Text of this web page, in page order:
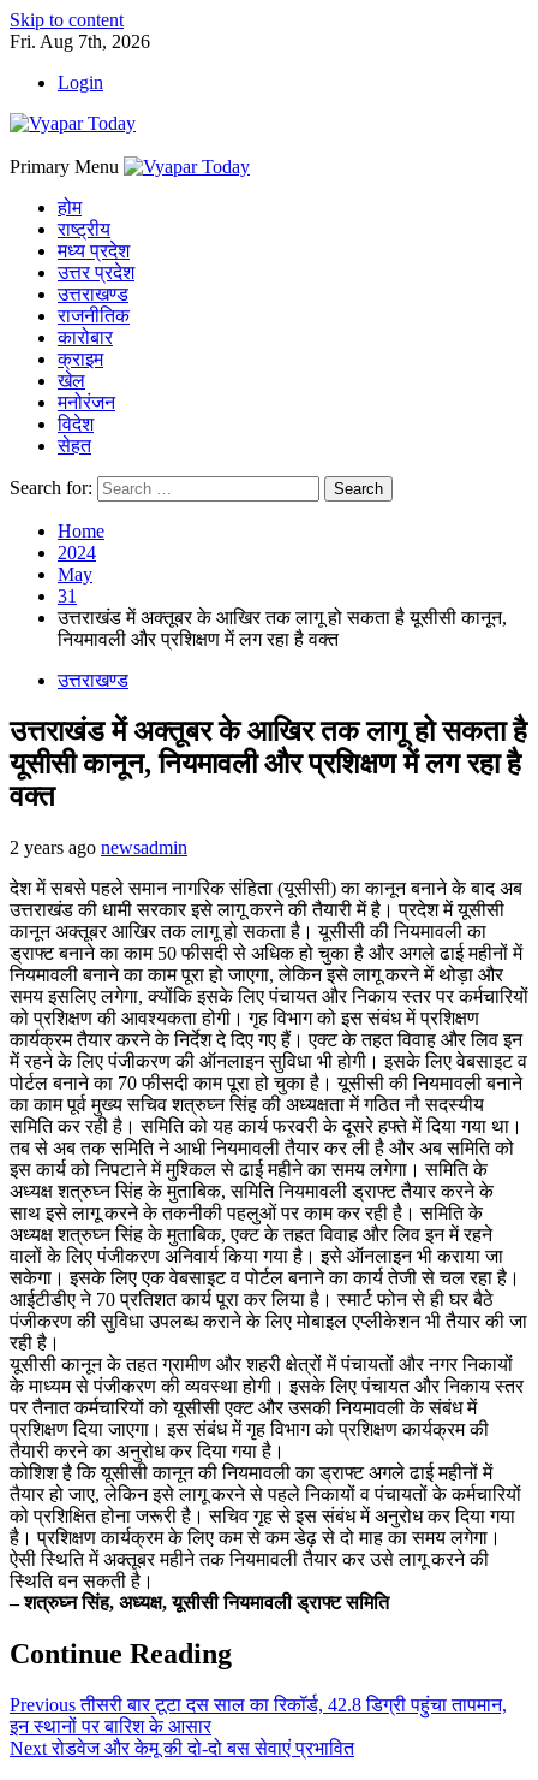
Skip to content
Fri. Aug 7th, 2026
Login
Primary Menu
होम
राष्ट्रीय
मध्य प्रदेश
उत्तर प्रदेश
उत्तराखण्ड
राजनीतिक
कारोबार
क्राइम
खेल
मनोरंजन
विदेश
सेहत
Search for:
Home
2024
May
31
उत्तराखंड में अक्तूबर के आखिर तक लागू हो सकता है यूसीसी कानून,
नियमावली और प्रशिक्षण में लग रहा है वक्त
उत्तराखण्ड
उत्तराखंड में अक्तूबर के आखिर तक लागू हो सकता है
यूसीसी कानून, नियमावली और प्रशिक्षण में लग रहा है
वक्त
2 years ago newsadmin
देश में सबसे पहले समान नागरिक संहिता (यूसीसी) का कानून बनाने के बाद अब
उत्तराखंड की धामी सरकार इसे लागू करने की तैयारी में है। प्रदेश में यूसीसी
कानून अक्तूबर आखिर तक लागू हो सकता है। यूसीसी की नियमावली का
ड्राफ्ट बनाने का काम 50 फीसदी से अधिक हो चुका है और अगले ढाई महीनों में
नियमावली बनाने का काम पूरा हो जाएगा, लेकिन इसे लागू करने में थोड़ा और
समय इसलिए लगेगा, क्योंकि इसके लिए पंचायत और निकाय स्तर पर कर्मचारियों
को प्रशिक्षण की आवश्यकता होगी। गृह विभाग को इस संबंध में प्रशिक्षण
कार्यक्रम तैयार करने के निर्देश दे दिए गए हैं। एक्ट के तहत विवाह और लिव इन
में रहने के लिए पंजीकरण की ऑनलाइन सुविधा भी होगी। इसके लिए वेबसाइट व
पोर्टल बनाने का 70 फीसदी काम पूरा हो चुका है। यूसीसी की नियमावली बनाने
का काम पूर्व मुख्य सचिव शत्रुघ्न सिंह की अध्यक्षता में गठित नौ सदस्यीय
समिति कर रही है। समिति को यह कार्य फरवरी के दूसरे हफ्ते में दिया गया था।
तब से अब तक समिति ने आधी नियमावली तैयार कर ली है और अब समिति को
इस कार्य को निपटाने में मुश्किल से ढाई महीने का समय लगेगा। समिति के
अध्यक्ष शत्रुघ्न सिंह के मुताबिक, समिति नियमावली ड्राफ्ट तैयार करने के
साथ इसे लागू करने के तकनीकी पहलुओं पर काम कर रही है। समिति के
अध्यक्ष शत्रुघ्न सिंह के मुताबिक, एक्ट के तहत विवाह और लिव इन में रहने
वालों के लिए पंजीकरण अनिवार्य किया गया है। इसे ऑनलाइन भी कराया जा
सकेगा। इसके लिए एक वेबसाइट व पोर्टल बनाने का कार्य तेजी से चल रहा है।
आईटीडीए ने 70 प्रतिशत कार्य पूरा कर लिया है। स्मार्ट फोन से ही घर बैठे
पंजीकरण की सुविधा उपलब्ध कराने के लिए मोबाइल एप्लीकेशन भी तैयार की जा
रही है।
यूसीसी कानून के तहत ग्रामीण और शहरी क्षेत्रों में पंचायतों और नगर निकायों
के माध्यम से पंजीकरण की व्यवस्था होगी। इसके लिए पंचायत और निकाय स्तर
पर तैनात कर्मचारियों को यूसीसी एक्ट और उसकी नियमावली के संबंध में
प्रशिक्षण दिया जाएगा। इस संबंध में गृह विभाग को प्रशिक्षण कार्यक्रम की
तैयारी करने का अनुरोध कर दिया गया है।
कोशिश है कि यूसीसी कानून की नियमावली का ड्राफ्ट अगले ढाई महीनों में
तैयार हो जाए, लेकिन इसे लागू करने से पहले निकायों व पंचायतों के कर्मचारियों
को प्रशिक्षित होना जरूरी है। सचिव गृह से इस संबंध में अनुरोध कर दिया गया
है। प्रशिक्षण कार्यक्रम के लिए कम से कम डेढ़ से दो माह का समय लगेगा।
ऐसी स्थिति में अक्तूबर महीने तक नियमावली तैयार कर उसे लागू करने की
स्थिति बन सकती है।
– शत्रुघ्न सिंह, अध्यक्ष, यूसीसी नियमावली ड्राफ्ट समिति
Continue Reading
Previousतीसरी बार टूटा दस साल का रिकॉर्ड, 42.8 डिग्री पहुंचा तापमान,
इन स्थानों पर बारिश के आसार
Nextरोडवेज और केमू की दो-दो बस सेवाएं प्रभावित